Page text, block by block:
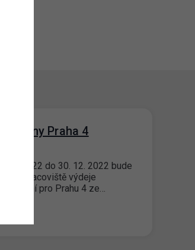
výdejny Praha 4
12. 2022 do 30. 12. 2022 bude
pracoviště výdeje
pro Prahu 4 ze…